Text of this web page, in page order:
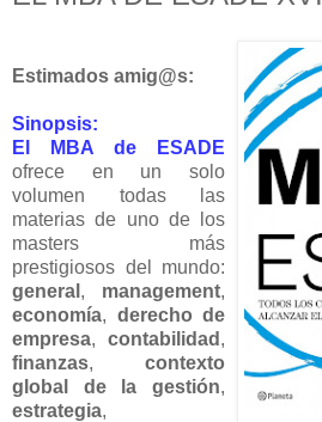
Estimados amig@s:
Sinopsis:
El MBA de ESADE
ofrece en un solo
volumen todas las
materias de uno de los
masters más
prestigiosos del mundo:
general , management,
economía, derecho de
empresa, contabilidad ,
finanzas, contexto
global de la gestión,
estrategia,